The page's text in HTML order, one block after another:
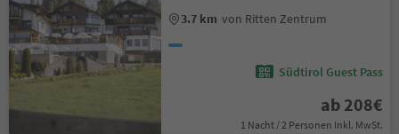
3.7 km von Ritten Zentrum
Südtirol Guest Pass
ab 208€
1 Nacht / 2 Personen Inkl. MwSt.